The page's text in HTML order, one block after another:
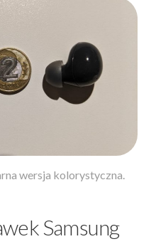
wersja kolorystyczna.
Samsung